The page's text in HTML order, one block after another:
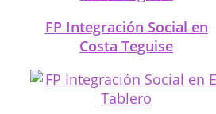
FP Integración Social en
Costa Teguise